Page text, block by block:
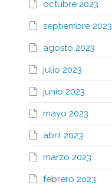
octubre 2023
septiembre 2023
agosto 2023
julio 2023
junio 2023
mayo 2023
abril 2023
marzo 2023
febrero 2023